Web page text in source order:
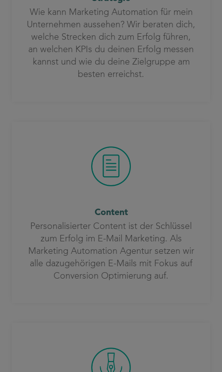
Wie kann Marketing Automation für mein
Unternehmen aussehen? Wir beraten dich,
welche Strecken dich zum Erfolg führen,
an welchen KPIs du deinen Erfolg messen
kannst und wie du deine Zielgruppe am
besten erreichst.
Content
Personalisierter Content ist der Schlüssel
zum Erfolg im E-Mail Marketing. Als
Marketing Automation Agentur setzen wir
alle dazugehörigen E-Mails mit Fokus auf
Conversion Optimierung auf.